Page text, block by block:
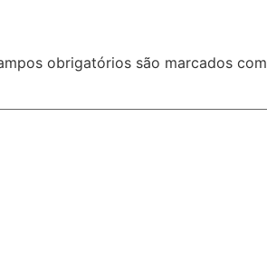
obrigatórios são marcados com